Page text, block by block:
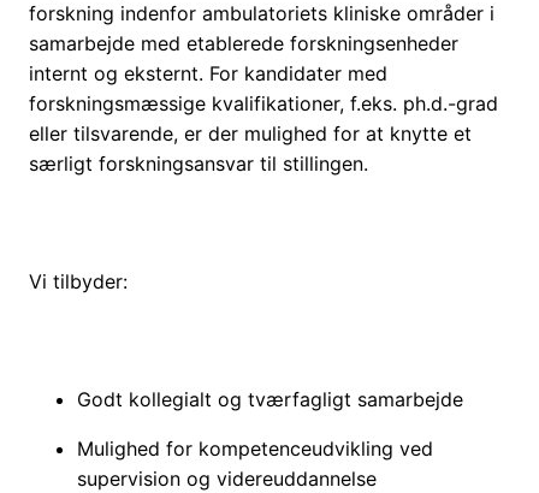
forskning indenfor ambulatoriets kliniske områder i
samarbejde med etablerede forskningsenheder
internt og eksternt. For kandidater med
forskningsmæssige kvalifikationer, f.eks. ph.d.-grad
eller tilsvarende, er der mulighed for at knytte et
særligt forskningsansvar til stillingen.
Vi tilbyder:
Godt kollegialt og tværfagligt samarbejde
Mulighed for kompetenceudvikling ved
supervision og videreuddannelse